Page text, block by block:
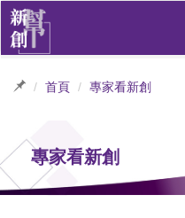
首頁 專家看新創
專家看新創